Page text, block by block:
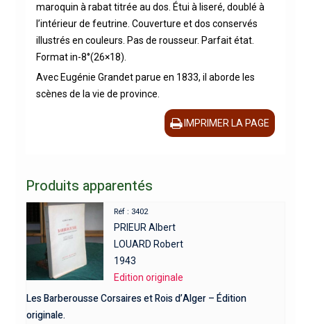
maroquin à rabat titrée au dos. Étui à liseré, doublé à
l’intérieur de feutrine. Couverture et dos conservés
illustrés en couleurs. Pas de rousseur. Parfait état.
Format in-8°(26×18).
Avec Eugénie Grandet parue en 1833, il aborde les
scènes de la vie de province.
IMPRIMER LA PAGE
Produits apparentés
Réf : 3402
PRIEUR Albert
LOUARD Robert
1943
Edition originale
Les Barberousse Corsaires et Rois d’Alger – Édition
originale.